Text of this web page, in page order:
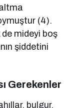
(4).
de mideyi boş
şiddetini
Gerekenler
bulgur,